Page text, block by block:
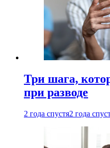
Три шага,
при разводе
2 года спустя2 года